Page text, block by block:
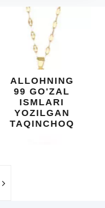
DIYORIDA
O'SUVCHI
KUNDUR
DARAXTINING
SHIFOBAXSH
YELIMI: AQL,
XOTIRA VA
UMUMIY
SALOMATLIK
UCHUN
BEBAHO
NE'MAT